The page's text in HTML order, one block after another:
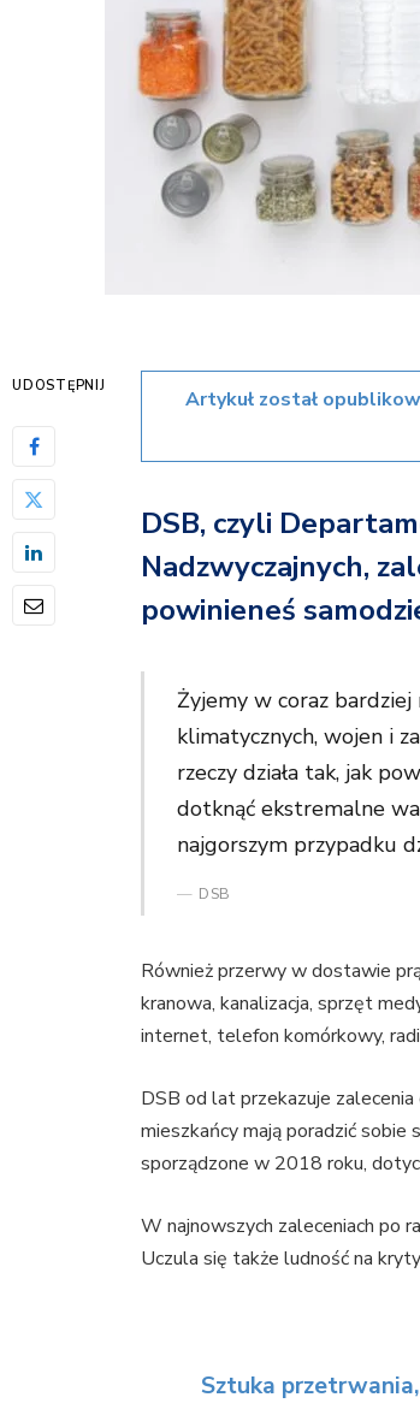
UDOSTĘPNIJ
Artykuł został
DSB, czyli
Nadzwyczajnych,
powinieneś
Żyjemy w coraz
klimatycznych, wojen i
rzeczy działa tak, jak
dotknąć ekstremalne
najgorszym przypadku
DSB
Również przerwy w dostawie
kranowa, kanalizacja, sprzęt
internet, telefon komórkowy,
DSB od lat przekazuje
mieszkańcy mają poradzić sobie
sporządzone w 2018 roku,
W najnowszych zaleceniach po
Uczula się także ludność na
Sztuka